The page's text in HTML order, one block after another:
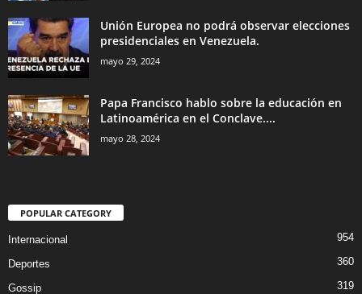
Unión Europea no podrá observar elecciones
presidenciales en Venezuela.
mayo 29, 2024
Papa Francisco hablo sobre la educación en
Latinoamérica en el Conclave....
mayo 28, 2024
POPULAR CATEGORY
Internacional 954
Deportes 360
Gossip 319